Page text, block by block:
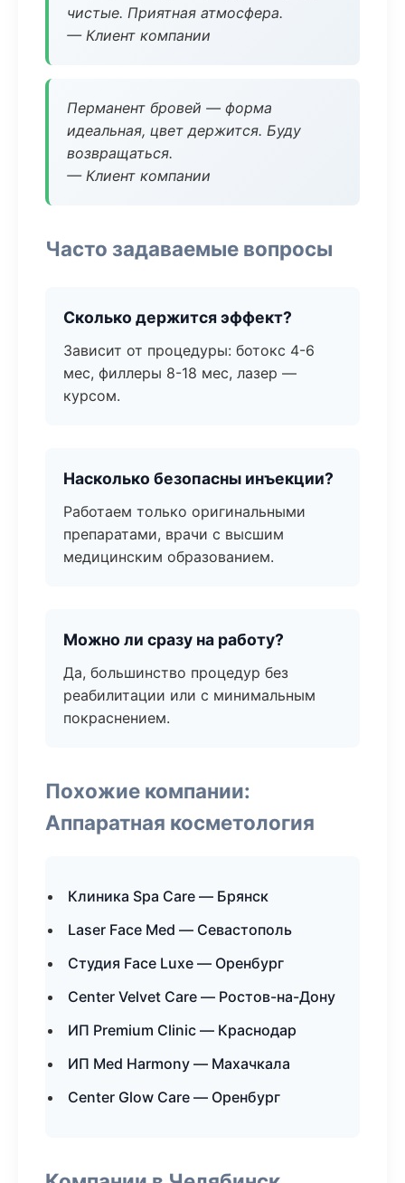
чистые. Приятная атмосфера.
— Клиент компании
Перманент бровей — форма
идеальная, цвет держится. Буду
возвращаться.
— Клиент компании
Часто задаваемые вопросы
Сколько держится эффект?
Зависит от процедуры: ботокс 4-6
мес, филлеры 8-18 мес, лазер —
курсом.
Насколько безопасны инъекции?
Работаем только оригинальными
препаратами, врачи с высшим
медицинским образованием.
Можно ли сразу на работу?
Да, большинство процедур без
реабилитации или с минимальным
покраснением.
Похожие компании:
Аппаратная косметология
Клиника Spa Care — Брянск
Laser Face Med — Севастополь
Студия Face Luxe — Оренбург
Center Velvet Care — Ростов-на-Дону
ИП Premium Clinic — Краснодар
ИП Med Harmony — Махачкала
Center Glow Care — Оренбург